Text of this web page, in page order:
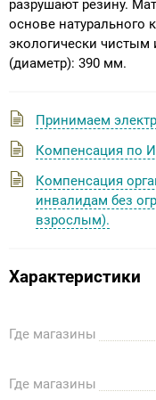
разрушают резину.
основе натурального
экологически
(диаметр): 390 мм.
Принимаем
Компенсация по
Компенсация
инвалидам без
взрослым).
Характеристики
Где магазины
Где магазины